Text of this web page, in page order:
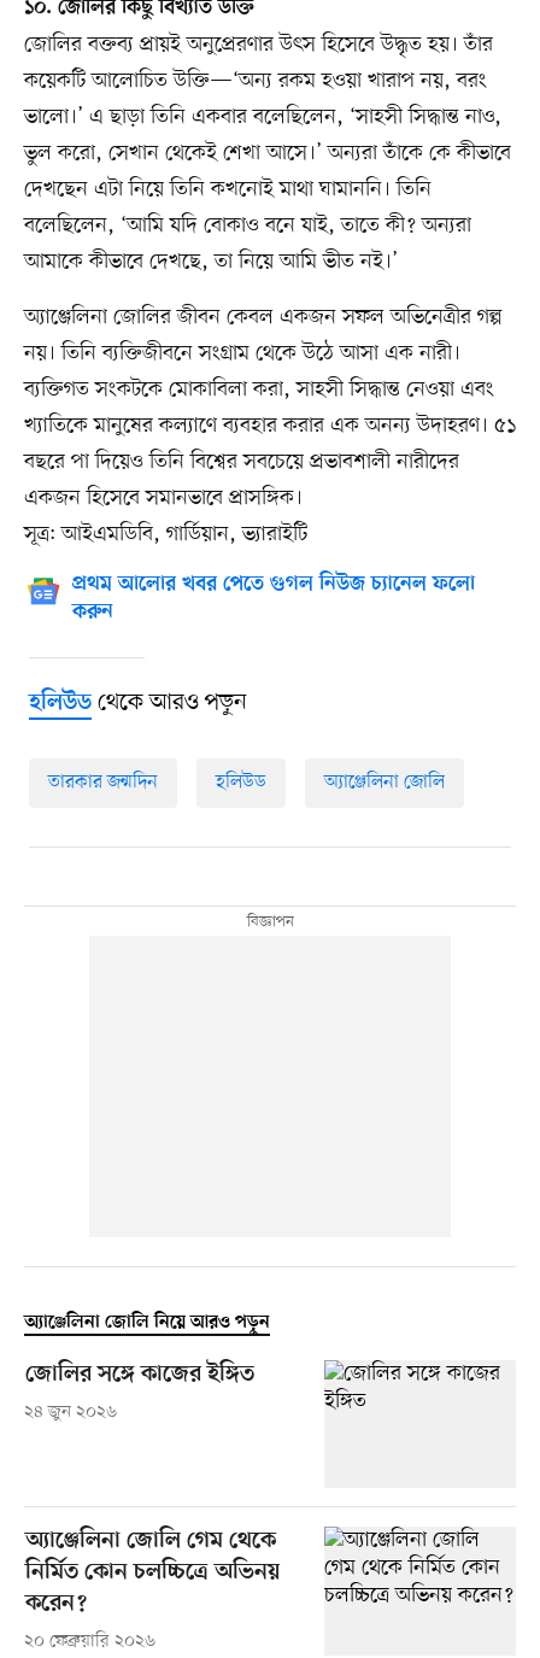
১০. জোলির কিছু বিখ্যাত উক্তি
জোলির বক্তব্য প্রায়ই অনুপ্রেরণার উৎস হিসেবে উদ্ধৃত হয়। তাঁর
কয়েকটি আলোচিত উক্তি—‘অন্য রকম হওয়া খারাপ নয়, বরং
ভালো।’ এ ছাড়া তিনি একবার বলেছিলেন, ‘সাহসী সিদ্ধান্ত নাও,
ভুল করো, সেখান থেকেই শেখা আসে।’ অন্যরা তাঁকে কে কীভাবে
দেখছেন এটা নিয়ে তিনি কখনোই মাথা ঘামাননি। তিনি
বলেছিলেন, ‘আমি যদি বোকাও বনে যাই, তাতে কী? অন্যরা
আমাকে কীভাবে দেখছে, তা নিয়ে আমি ভীত নই।’
অ্যাঞ্জেলিনা জোলির জীবন কেবল একজন সফল অভিনেত্রীর গল্প
নয়। তিনি ব্যক্তিজীবনে সংগ্রাম থেকে উঠে আসা এক নারী।
ব্যক্তিগত সংকটকে মোকাবিলা করা, সাহসী সিদ্ধান্ত নেওয়া এবং
খ্যাতিকে মানুষের কল্যাণে ব্যবহার করার এক অনন্য উদাহরণ। ৫১
বছরে পা দিয়েও তিনি বিশ্বের সবচেয়ে প্রভাবশালী নারীদের
একজন হিসেবে সমানভাবে প্রাসঙ্গিক।
সূত্র: আইএমডিবি, গার্ডিয়ান, ভ্যারাইটি
প্রথম আলোর খবর পেতে গুগল নিউজ চ্যানেল ফলো
করুন
হলিউডথেকে আরও পড়ুন
তারকার জন্মদিন হলিউড অ্যাঞ্জেলিনা জোলি
অ্যাঞ্জেলিনা জোলি নিয়ে আরও পড়ুন
জোলির সঙ্গে কাজের ইঙ্গিত
২৪ জুন ২০২৬
অ্যাঞ্জেলিনা জোলি গেম থেকে
নির্মিত কোন চলচ্চিত্রে অভিনয়
করেন?
২০ ফেব্রুয়ারি ২০২৬